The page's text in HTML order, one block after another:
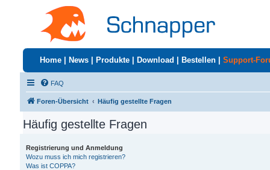
Home News Produkte Download Bestellen Support-
FAQ
Foren-Übersicht Häufig gestellte Fragen
Häufig gestellte Fragen
Registrierung und Anmeldung
Wozu muss ich mich registrieren?
Was ist COPPA?